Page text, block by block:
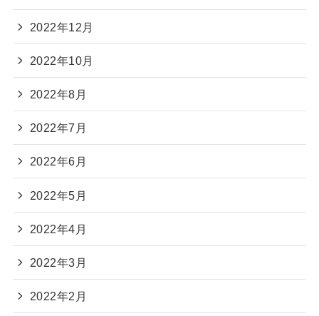
2022年12月
2022年10月
2022年8月
2022年7月
2022年6月
2022年5月
2022年4月
2022年3月
2022年2月